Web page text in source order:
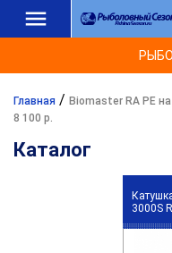
Главная / Biomaster RA PE
8 100 р.
Каталог
3000S